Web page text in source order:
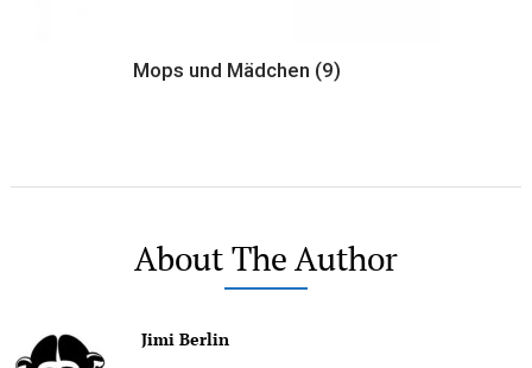
Mops und Mädchen (9)
About The Author
Jimi Berlin